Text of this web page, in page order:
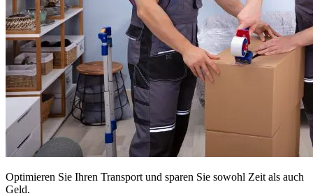
Optimieren Sie Ihren Transport und sparen Sie sowohl Zeit als auch
Geld.